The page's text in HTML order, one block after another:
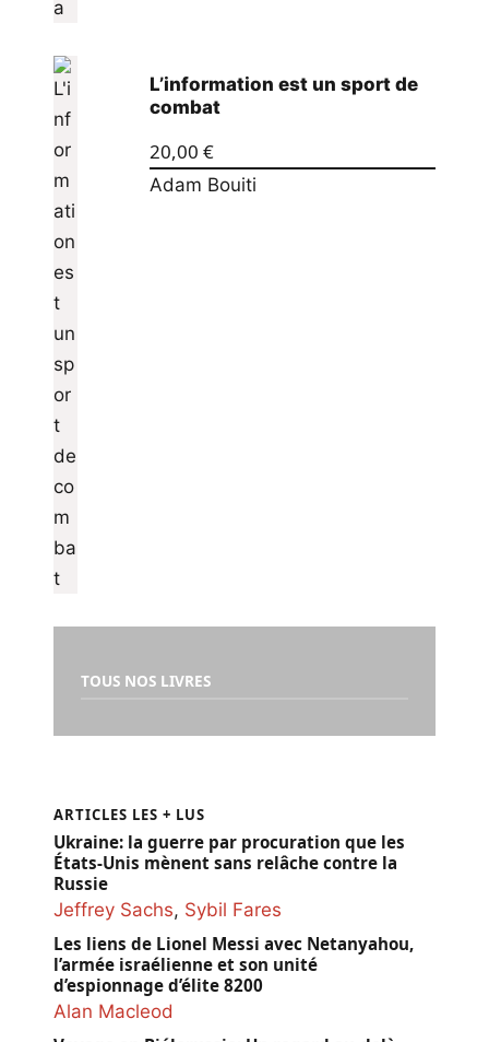
L’information est un sport de
combat
20,00 €
Adam Bouiti
TOUS NOS LIVRES
ARTICLES LES + LUS
Ukraine: la guerre par procuration que les
États-Unis mènent sans relâche contre la
Russie
Jeffrey Sachs, Sybil Fares
Les liens de Lionel Messi avec Netanyahou,
l’armée israélienne et son unité
d’espionnage d’élite 8200
Alan Macleod